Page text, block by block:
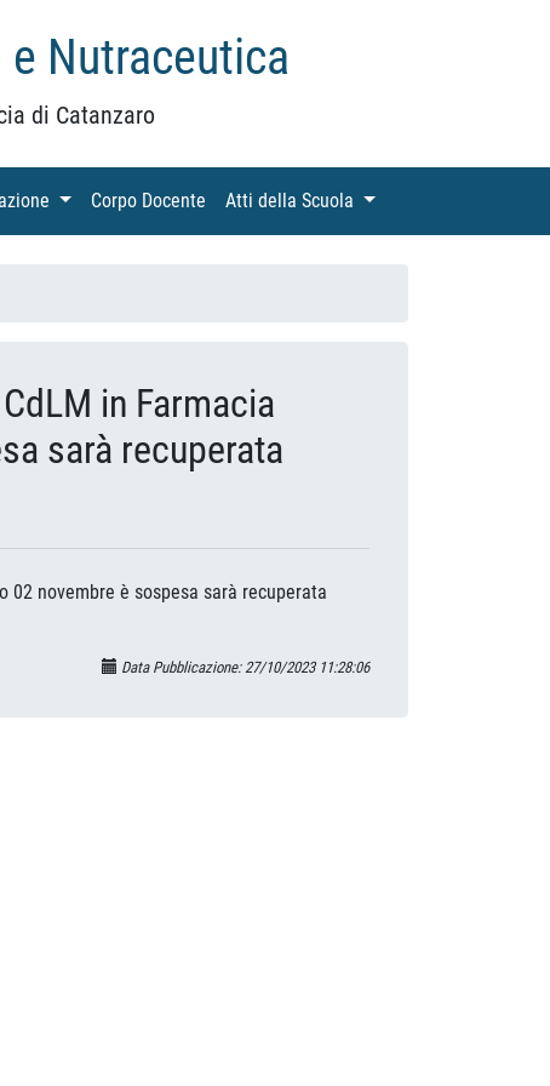
Nutraceutica
di Catanzaro
(current)Corpo Docente (current)
Atti della Scuola (current)
in Farmacia
sarà recuperata
02 novembre è sospesa sarà recuperata
Data Pubblicazione: 27/10/2023 11:28:06